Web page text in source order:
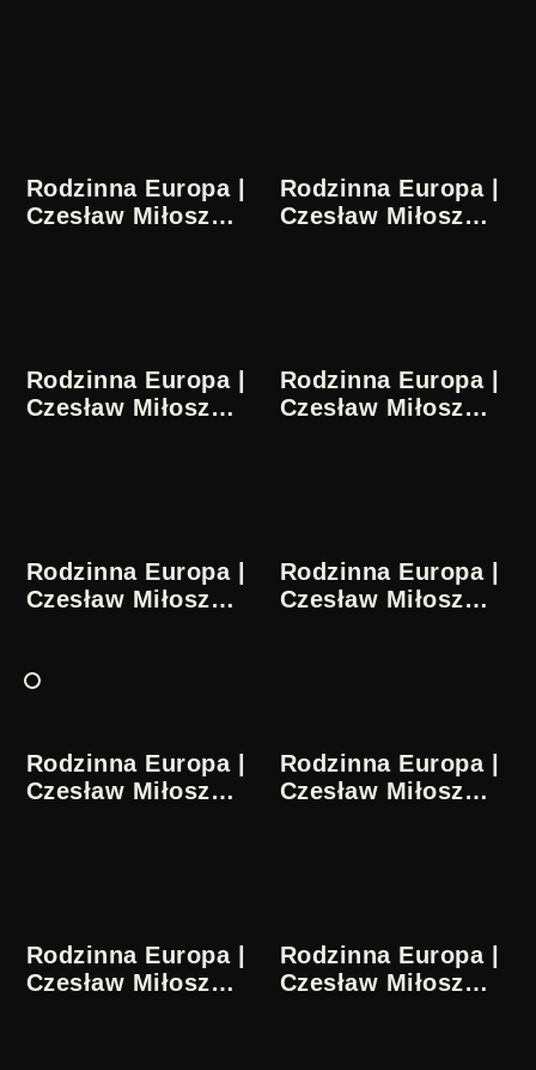
Rodzinna Europa |
Czesław Miłosz
Rodzinna Europa |
Czesław Miłosz
Rodzinna Europa |
Czesław Miłosz
Rodzinna Europa |
Czesław Miłosz
Rodzinna Europa |
Czesław Miłosz
Rodzinna Europa |
Czesław Miłosz
Rodzinna Europa |
Czesław Miłosz
Rodzinna Europa |
Czesław Miłosz
Rodzinna Europa |
Czesław Miłosz
Rodzinna Europa |
Czesław Miłosz